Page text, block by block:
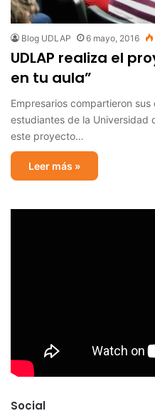
Blog UDLAP 6 mayo, 2016
UDLAP realiza el
en tu aula”
Empresarios compartieron
estudiantes de la Universidad
este proyecto…
Leer más »
Social